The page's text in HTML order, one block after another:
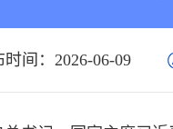
时间：2026-06-09